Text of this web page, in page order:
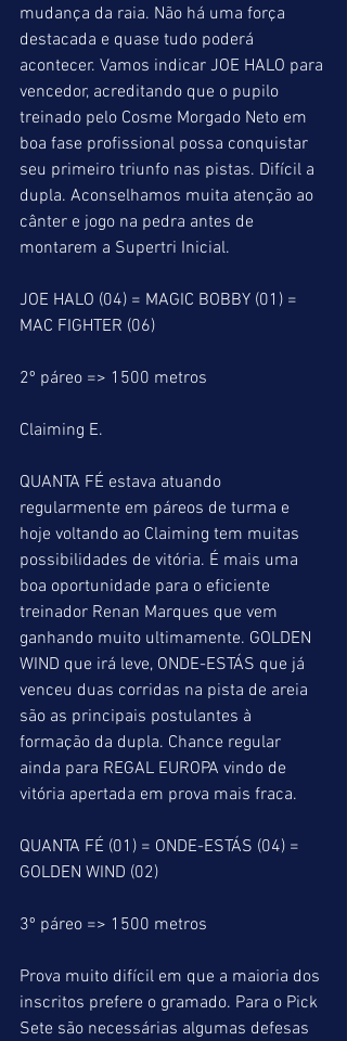
mudança da raia. Não há uma força
destacada e quase tudo poderá
acontecer. Vamos indicar JOE HALO para
vencedor, acreditando que o pupilo
treinado pelo Cosme Morgado Neto em
boa fase profissional possa conquistar
seu primeiro triunfo nas pistas. Difícil a
dupla. Aconselhamos muita atenção ao
cânter e jogo na pedra antes de
montarem a Supertri Inicial.
JOE HALO (04) = MAGIC BOBBY (01) =
MAC FIGHTER (06)
2º páreo => 1500 metros
Claiming E.
QUANTA FÉ estava atuando
regularmente em páreos de turma e
hoje voltando ao Claiming tem muitas
possibilidades de vitória. É mais uma
boa oportunidade para o eficiente
treinador Renan Marques que vem
ganhando muito ultimamente. GOLDEN
WIND que irá leve, ONDE-ESTÁS que já
venceu duas corridas na pista de areia
são as principais postulantes à
formação da dupla. Chance regular
ainda para REGAL EUROPA vindo de
vitória apertada em prova mais fraca.
QUANTA FÉ (01) = ONDE-ESTÁS (04) =
GOLDEN WIND (02)
3º páreo => 1500 metros
Prova muito difícil em que a maioria dos
inscritos prefere o gramado. Para o Pick
Sete são necessárias algumas defesas